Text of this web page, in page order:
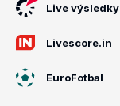
Live výsledky
Livescore.in
EuroFotbal